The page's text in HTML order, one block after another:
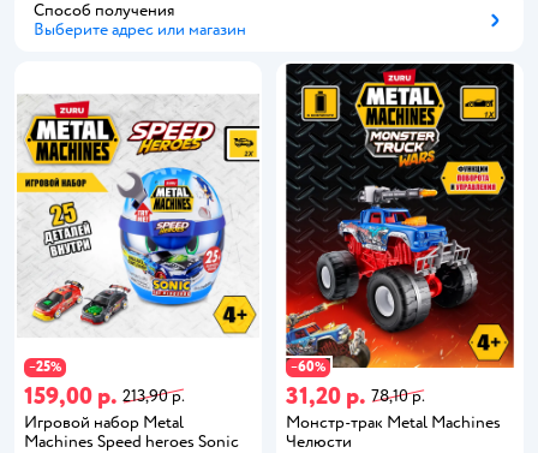
Способ получения
Выберите адрес или магазин
−25%
159,00 р. 213,90 р.
Игровой набор Metal
Machines Speed heroes Sonic
−60%
31,20 р. 78,10 р.
Монстр-трак Metal Machines
Челюсти